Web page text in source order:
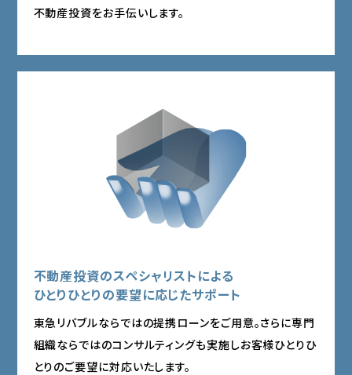
不動産投資をお手伝いします。
不動産投資のスペシャリストによる
ひとりひとりの要望に応じたサポート
東急リバブルならではの提携ローンをご用意。さらに専門
組織ならではのコンサルティングも実施しお客様ひとりひ
とりのご要望に対応いたします。